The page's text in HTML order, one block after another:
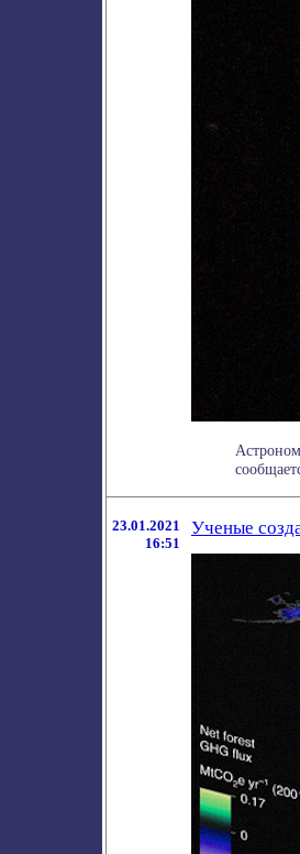
23.01.2021
16:51
Ученые